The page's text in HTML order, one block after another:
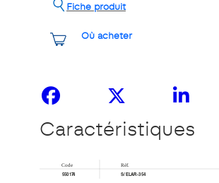
Où acheter
Fiche produit
Caractéristiques